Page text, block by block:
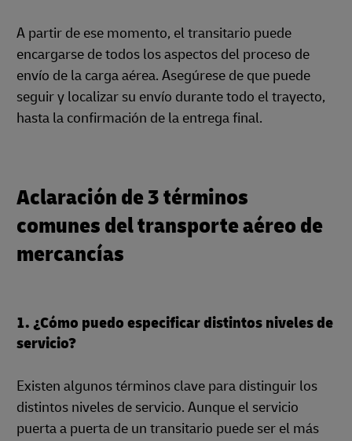
A partir de ese momento, el transitario puede
encargarse de todos los aspectos del proceso de
envío de la carga aérea. Asegúrese de que puede
seguir y localizar su envío durante todo el trayecto,
hasta la confirmación de la entrega final.
Aclaración de 3 términos
comunes del transporte aéreo de
mercancías
1. ¿Cómo puedo especificar distintos niveles de
servicio?
Existen algunos términos clave para distinguir los
distintos niveles de servicio. Aunque el servicio
puerta a puerta de un transitario puede ser el más